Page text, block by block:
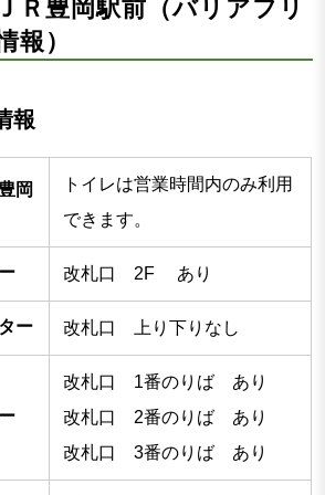
Ｒ豊岡駅前（バリアフリ
報）
報
岡
トイレは営業時間内のみ利用
できます。
改札口 2F あり
ー 改札口 上り下りなし
改札口 1番のりば あり
改札口 2番のりば あり
改札口 3番のりば あり